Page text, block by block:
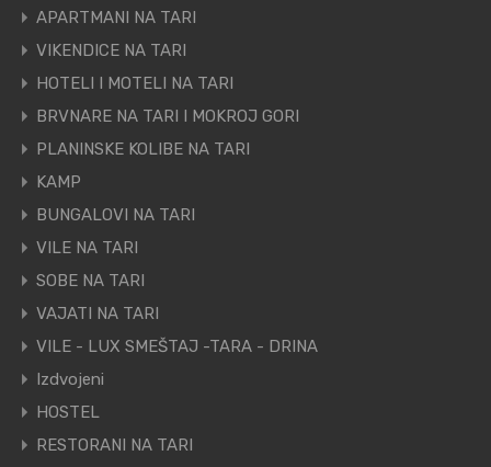
APARTMANI NA TARI
VIKENDICE NA TARI
HOTELI I MOTELI NA TARI
BRVNARE NA TARI I MOKROJ GORI
PLANINSKE KOLIBE NA TARI
KAMP
BUNGALOVI NA TARI
VILE NA TARI
SOBE NA TARI
VAJATI NA TARI
VILE - LUX SMEŠTAJ -TARA - DRINA
Izdvojeni
HOSTEL
RESTORANI NA TARI